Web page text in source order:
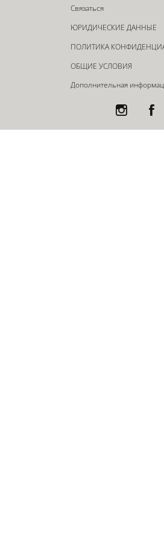
Связаться
ЮРИДИЧЕСКИЕ ДАННЫЕ
ПОЛИТИКА
ОБЩИЕ УСЛОВИЯ
Дополнительная